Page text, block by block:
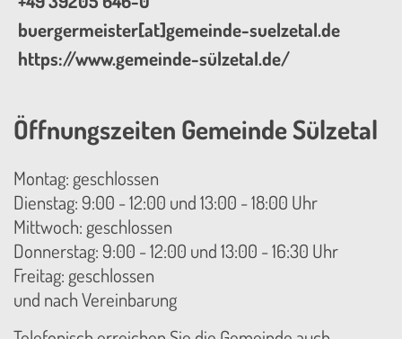
buergermeister[at]gemeinde-suelzetal.de
https://www.gemeinde-sülzetal.de/
Öffnungszeiten Gemeinde Sülzetal
Montag: geschlossen
Dienstag: 9:00 - 12:00 und 13:00 - 18:00 Uhr
Mittwoch: geschlossen
Donnerstag: 9:00 - 12:00 und 13:00 - 16:30 Uhr
Freitag: geschlossen
und nach Vereinbarung